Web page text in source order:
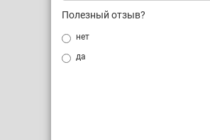
Полезный отзыв?
нет
да